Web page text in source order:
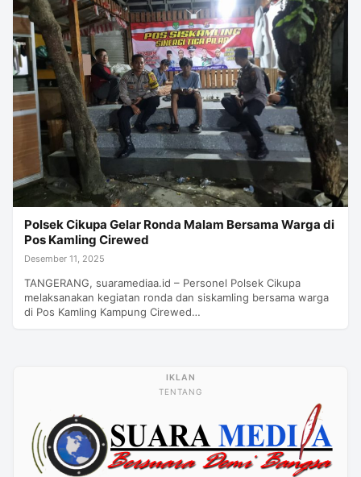
Polsek Cikupa Gelar Ronda Malam Bersama Warga di
Pos Kamling Cirewed
Desember 11, 2025
TANGERANG, suaramediaa.id – Personel Polsek Cikupa
melaksanakan kegiatan ronda dan siskamling bersama warga
di Pos Kamling Kampung Cirewed…
TENTANG